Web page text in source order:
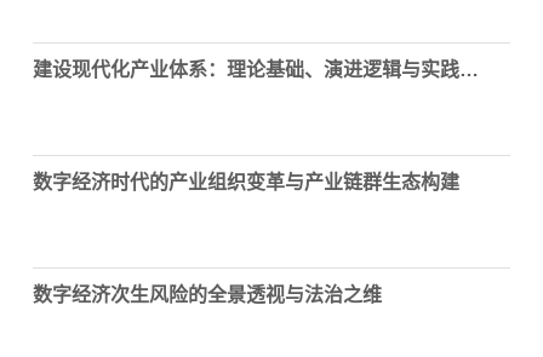
建设现代化产业体系：理论基础、演进逻辑与实践路径
数字经济时代的产业组织变革与产业链群生态构建
数字经济次生风险的全景透视与法治之维